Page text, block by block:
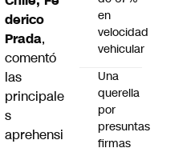
derico
Prada,
comentó
las
principale
s
aprehensi
en
velocidad
vehicular
Una
querella
por
presuntas
firmas